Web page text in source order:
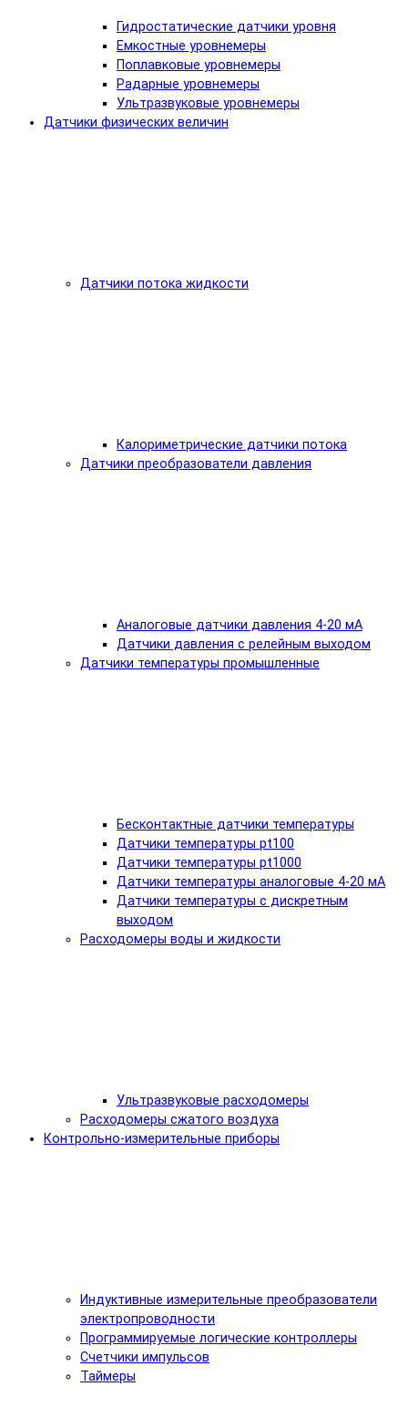
Гидростатические датчики уровня
Емкостные уровнемеры
Поплавковые уровнемеры
Радарные уровнемеры
Ультразвуковые уровнемеры
Датчики физических величин
Датчики потока жидкости
Калориметрические датчики потока
Датчики преобразователи давления
Аналоговые датчики давления 4-20 мА
Датчики давления с релейным выходом
Датчики температуры промышленные
Бесконтактные датчики температуры
Датчики температуры pt100
Датчики температуры pt1000
Датчики температуры аналоговые 4-20 мА
Датчики температуры с дискретным
выходом
Расходомеры воды и жидкости
Ультразвуковые расходомеры
Расходомеры сжатого воздуха
Контрольно-измерительные приборы
Индуктивные измерительные преобразователи
электропроводности
Программируемые логические контроллеры
Счетчики импульсов
Таймеры